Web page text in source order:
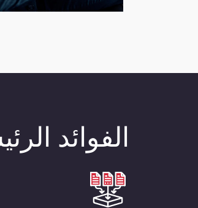
الفوائد